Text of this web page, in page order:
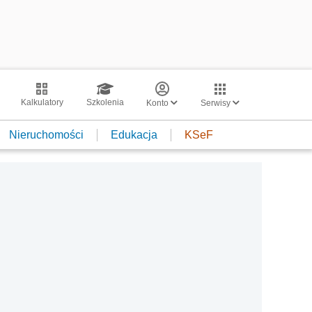
Kalkulatory Szkolenia Konto Serwisy
Nieruchomości Edukacja KSeF